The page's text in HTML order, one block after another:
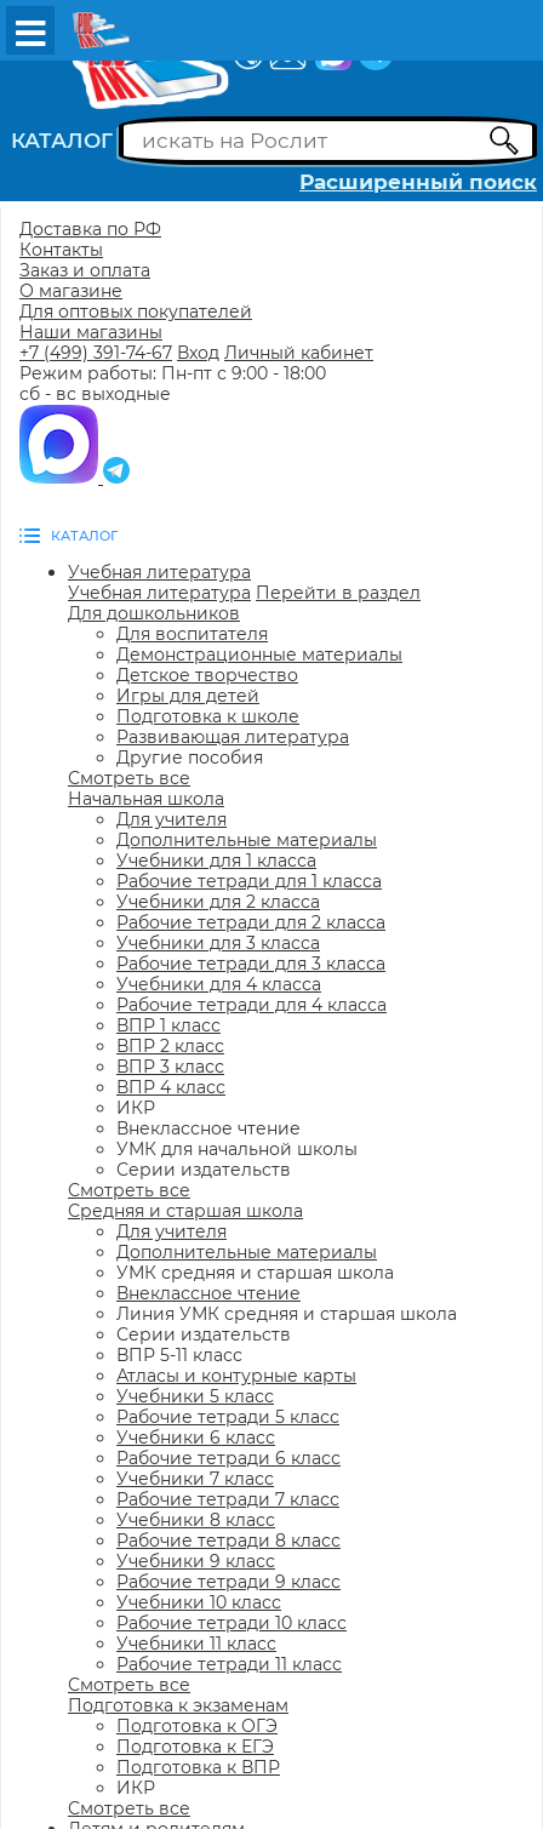
КАТАЛОГ
Расширенный поиск
Доставка по РФ
Контакты
Заказ и оплата
О магазине
Для оптовых покупателей
Наши магазины
+7 (499) 391-74-67 Вход Личный кабинет
Режим работы: Пн-пт с 9:00 - 18:00
сб - вс выходные
КАТАЛОГ
Учебная литература
Учебная литература Перейти в раздел
Для дошкольников
Для воспитателя
Демонстрационные материалы
Детское творчество
Игры для детей
Подготовка к школе
Развивающая литература
Другие пособия
Смотреть все
Начальная школа
Для учителя
Дополнительные материалы
Учебники для 1 класса
Рабочие тетради для 1 класса
Учебники для 2 класса
Рабочие тетради для 2 класса
Учебники для 3 класса
Рабочие тетради для 3 класса
Учебники для 4 класса
Рабочие тетради для 4 класса
ВПР 1 класс
ВПР 2 класс
ВПР 3 класс
ВПР 4 класс
ИКР
Внеклассное чтение
УМК для начальной школы
Серии издательств
Смотреть все
Средняя и старшая школа
Для учителя
Дополнительные материалы
УМК средняя и старшая школа
Внеклассное чтение
Линия УМК средняя и старшая школа
Серии издательств
ВПР 5-11 класс
Атласы и контурные карты
Учебники 5 класс
Рабочие тетради 5 класс
Учебники 6 класс
Рабочие тетради 6 класс
Учебники 7 класс
Рабочие тетради 7 класс
Учебники 8 класс
Рабочие тетради 8 класс
Учебники 9 класс
Рабочие тетради 9 класс
Учебники 10 класс
Рабочие тетради 10 класс
Учебники 11 класс
Рабочие тетради 11 класс
Смотреть все
Подготовка к экзаменам
Подготовка к ОГЭ
Подготовка к ЕГЭ
Подготовка к ВПР
ИКР
Смотреть все